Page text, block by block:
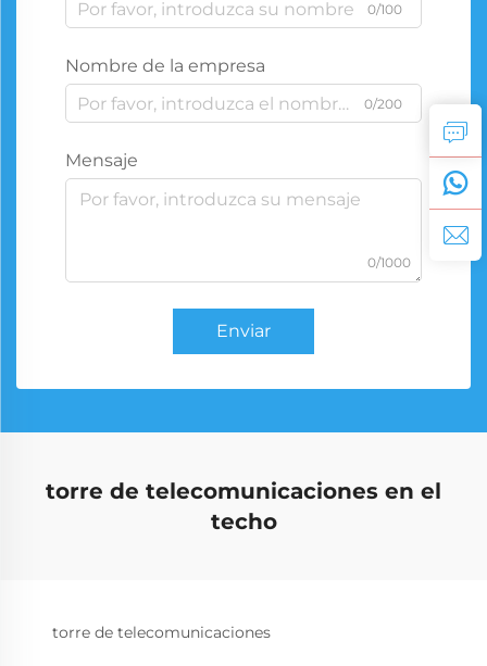
0/100
Nombre de la empresa
0/200
Mensaje
0/1000
Enviar
torre de telecomunicaciones en el
techo
torre de telecomunicaciones